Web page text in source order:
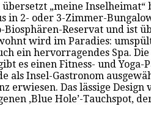
„meine
in 2- oder 3-Zimmer-
Reservat und ist
wird im Paradies:
ein hervorragendes Spa.
es einen Fitness- und
Insel-Gastronom
Das lässige
,Blue Hole’-Tauchspot,